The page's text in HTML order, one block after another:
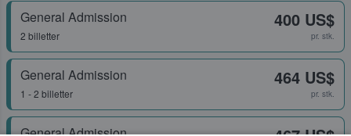
General Admission
2 billetter
400 US$
pr. stk.
General Admission
1 - 2 billetter
464 US$
pr. stk.